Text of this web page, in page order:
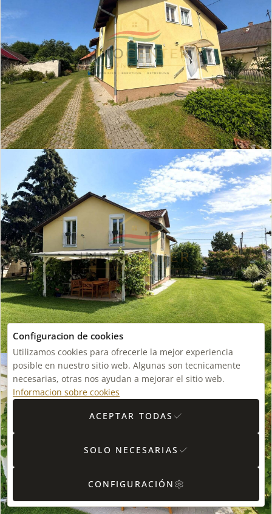
Configuracion de cookies
Utilizamos cookies para ofrecerle la mejor experiencia
posible en nuestro sitio web. Algunas son tecnicamente
necesarias, otras nos ayudan a mejorar el sitio web.
Informacion sobre cookies
ACEPTAR TODAS
SOLO NECESARIAS
CONFIGURACIÓN